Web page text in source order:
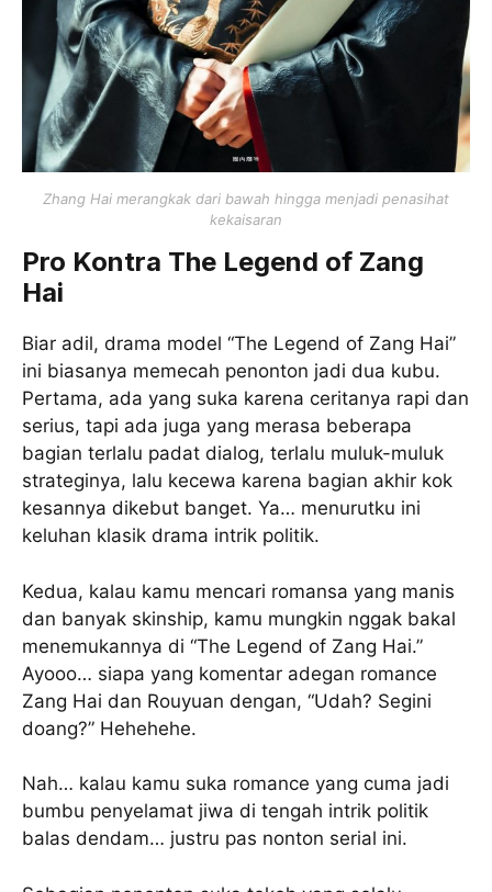
Zhang Hai merangkak dari bawah hingga menjadi penasihat
kekaisaran
Pro Kontra The Legend of Zang
Hai
Biar adil, drama model “The Legend of Zang Hai”
ini biasanya memecah penonton jadi dua kubu.
Pertama, ada yang suka karena ceritanya rapi dan
serius, tapi ada juga yang merasa beberapa
bagian terlalu padat dialog, terlalu muluk-muluk
strateginya, lalu kecewa karena bagian akhir kok
kesannya dikebut banget. Ya… menurutku ini
keluhan klasik drama intrik politik.
Kedua, kalau kamu mencari romansa yang manis
dan banyak skinship, kamu mungkin nggak bakal
menemukannya di “The Legend of Zang Hai.”
Ayooo… siapa yang komentar adegan romance
Zang Hai dan Rouyuan dengan, “Udah? Segini
doang?” Hehehehe.
Nah… kalau kamu suka romance yang cuma jadi
bumbu penyelamat jiwa di tengah intrik politik
balas dendam… justru pas nonton serial ini.